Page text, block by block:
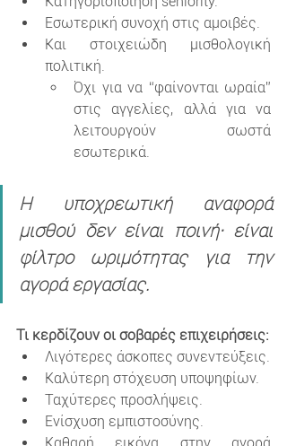
Εσωτερική συνοχή στις αμοιβές.
Και στοιχειώδη μισθολογική
πολιτική.
Όχι για να “φαίνονται ωραία”
στις αγγελίες, αλλά για να
λειτουργούν σωστά
εσωτερικά.
Η υποχρεωτική αναφορά
μισθού δεν είναι ποινή· είναι
φίλτρο ωριμότητας για την
αγορά εργασίας.
Τι κερδίζουν οι σοβαρές επιχειρήσεις:
Λιγότερες άσκοπες συνεντεύξεις.
Καλύτερη στόχευση υποψηφίων.
Ταχύτερες προσλήψεις.
Ενίσχυση εμπιστοσύνης.